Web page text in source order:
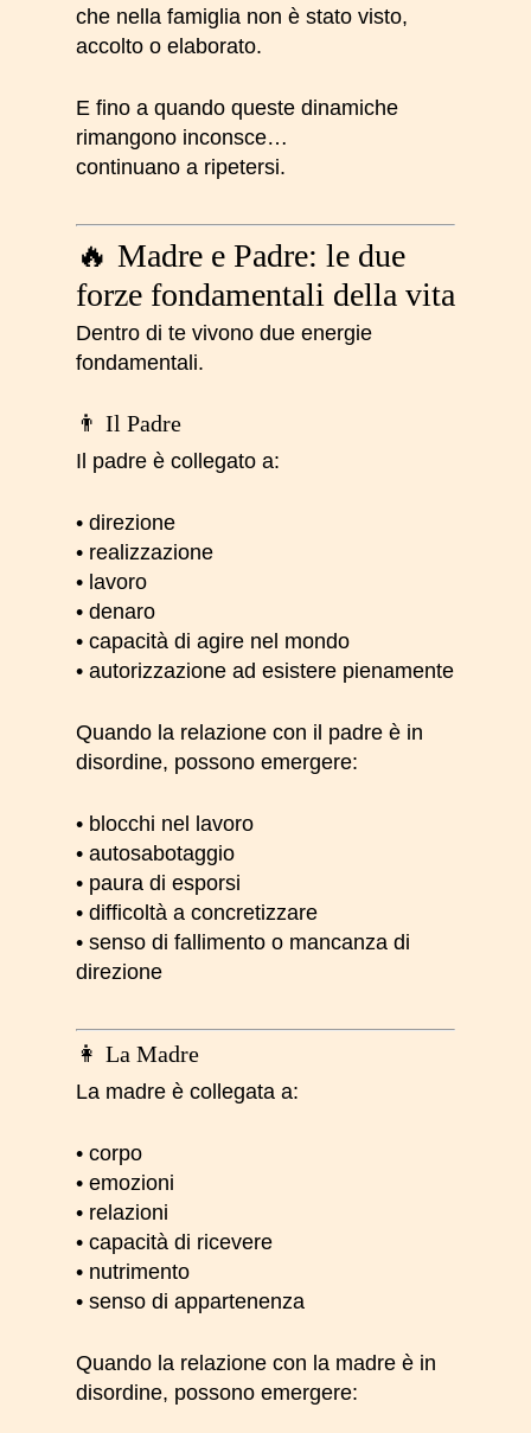
che nella famiglia non è stato visto,
accolto o elaborato.
E fino a quando queste dinamiche
rimangono inconsce…
continuano a ripetersi.
🔥 Madre e Padre: le due
forze fondamentali della vita
Dentro di te vivono due energie
fondamentali.
👨 Il Padre
Il padre è collegato a:
• direzione
• realizzazione
• lavoro
• denaro
• capacità di agire nel mondo
• autorizzazione ad esistere pienamente
Quando la relazione con il padre è in
disordine, possono emergere:
• blocchi nel lavoro
• autosabotaggio
• paura di esporsi
• difficoltà a concretizzare
• senso di fallimento o mancanza di
direzione
👩 La Madre
La madre è collegata a:
• corpo
• emozioni
• relazioni
• capacità di ricevere
• nutrimento
• senso di appartenenza
Quando la relazione con la madre è in
disordine, possono emergere: